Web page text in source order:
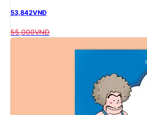
53,842VNĐ
55,000VNĐ